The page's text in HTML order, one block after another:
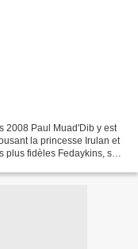
2008 Paul Muad'Dib y est
la princesse Irulan et
fidèles Fedaykins, sa